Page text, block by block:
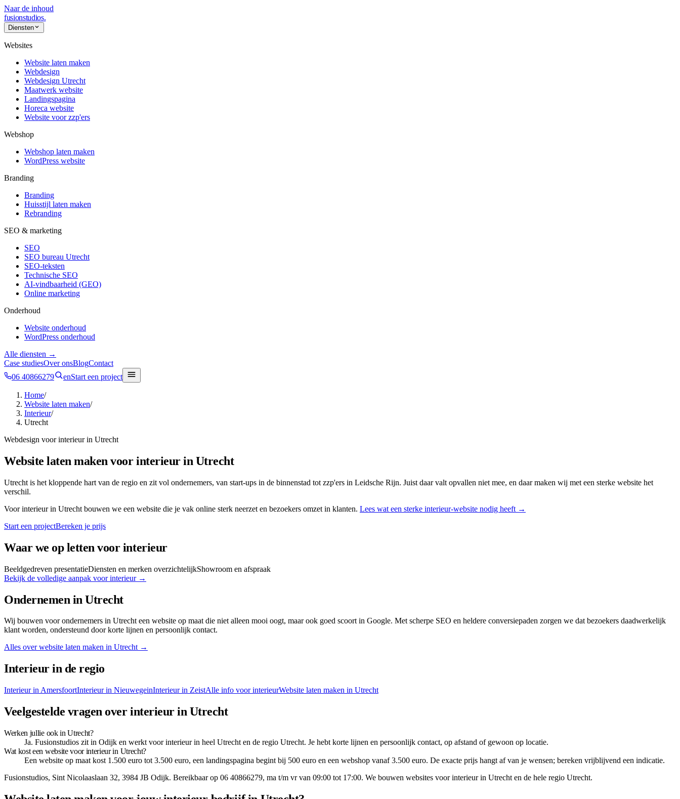
Naar de inhoud
fusionstudios.
Diensten
Websites
Website laten maken
Webdesign
Webdesign Utrecht
Maatwerk website
Landingspagina
Horeca website
Website voor zzp'ers
Webshop
Webshop laten maken
WordPress website
Branding
Branding
Huisstijl laten maken
Rebranding
SEO & marketing
SEO
SEO bureau Utrecht
SEO-teksten
Technische SEO
AI-vindbaarheid (GEO)
Online marketing
Onderhoud
Website onderhoud
WordPress onderhoud
Alle diensten →
Case studiesOver onsBlogContact
06 40866279
enStart een project
Home/
Website laten maken/
Interieur/
Utrecht
Webdesign voorinterieurin Utrecht
Website laten maken voorinterieurin Utrecht
Utrecht is het kloppende hart van de regio en zit vol ondernemers, van start-ups in de binnenstad tot zzp'ers in Leidsche Rijn. Juist daar valt opvallen niet mee, en daar maken wij met een sterke website het
verschil.
Voorinterieurin Utrecht bouwen we een website die je vak online sterk neerzet en bezoekers omzet in klanten. Lees wat een sterke interieur-website nodig heeft →
Start een projectBereken je prijs
Waar we op letten voorinterieur
Beeldgedreven presentatieDiensten en merken overzichtelijkShowroom en afspraak
Bekijk de volledige aanpak voorinterieur→
Ondernemen inUtrecht
Wij bouwen voor ondernemers in Utrecht een website op maat die niet alleen mooi oogt, maar ook goed scoort in Google. Met scherpe SEO en heldere conversiepaden zorgen we dat bezoekers daadwerkelijk
klant worden, ondersteund door korte lijnen en persoonlijk contact.
Alles over website laten maken in Utrecht→
Interieurin de regio
Interieurin AmersfoortInterieurin NieuwegeinInterieurin ZeistAlle info voorinterieurWebsite laten maken in Utrecht
Veelgestelde vragen over interieur in Utrecht
Werken jullie ook in Utrecht?
Ja. Fusionstudios zit in Odijk en werkt voor interieur in heel Utrecht en de regio Utrecht. Je hebt korte lijnen en persoonlijk contact, op afstand of gewoon op locatie.
Wat kost een website voor interieur in Utrecht?
Een website op maat kost 1.500 euro tot 3.500 euro, een landingspagina begint bij 500 euro en een webshop vanaf 3.500 euro. De exacte prijs hangt af van je wensen; bereken vrijblijvend een indicatie.
Fusionstudios, Sint Nicolaaslaan 32, 3984 JB Odijk. Bereikbaar op 06 40866279, ma t/m vr van 09:00 tot 17:00. We bouwen websites voorinterieurin Utrecht en de hele regio Utrecht.